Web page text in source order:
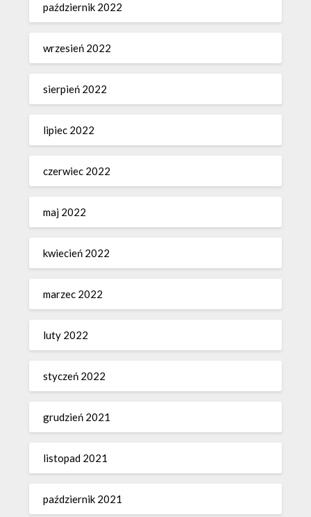
październik 2022
wrzesień 2022
sierpień 2022
lipiec 2022
czerwiec 2022
maj 2022
kwiecień 2022
marzec 2022
luty 2022
styczeń 2022
grudzień 2021
listopad 2021
październik 2021